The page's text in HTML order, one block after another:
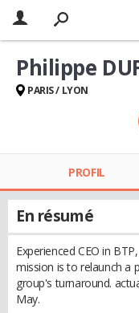
Philippe
PARIS / LYON
PROFIL
En résumé
Experienced CEO in
mission is to relaunch a
group's turnaround.
May.